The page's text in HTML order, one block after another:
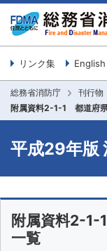
リンク集 English
総務省消防庁 刊行物
附属資料2-1-1 都道府
平成29年版
附属資料2-1-
一覧